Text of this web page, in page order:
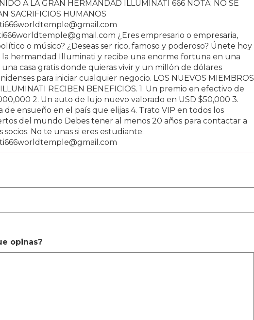
A LA GRAN HERMANDAD ILLUMINATI 666 NOTA: NO SE
SACRIFICIOS HUMANOS
¿Eres empresario o empresaria,
o músico? ¿Deseas ser rico, famoso y poderoso? Únete hoy
la hermandad Illuminati y recibe una enorme fortuna en una
una casa gratis donde quieras vivir y un millón de dólares
para iniciar cualquier negocio. LOS NUEVOS MIEMBROS
RECIBEN BENEFICIOS. 1. Un premio en efectivo de
2. Un auto de lujo nuevo valorado en USD $50,000 3.
de ensueño en el país que elijas 4. Trato VIP en todos los
del mundo Debes tener al menos 20 años para contactar a
socios. No te unas si eres estudiante.
opinas?